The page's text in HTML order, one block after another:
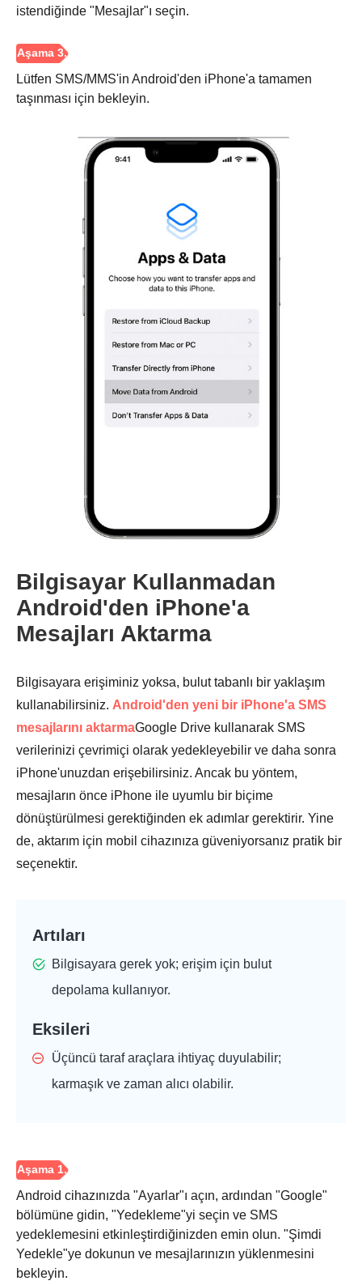
Adım 2.
istendiğinde "Mesajlar"ı seçin.
Aşama 3.
Lütfen SMS/MMS'in Android'den iPhone'a tamamen
taşınması için bekleyin.
Bilgisayar Kullanmadan
Android'den iPhone'a
Mesajları Aktarma
Bilgisayara erişiminiz yoksa, bulut tabanlı bir yaklaşım
kullanabilirsiniz. Android'den yeni bir iPhone'a SMS
mesajlarını aktarmaGoogle Drive kullanarak SMS
verilerinizi çevrimiçi olarak yedekleyebilir ve daha sonra
iPhone'unuzdan erişebilirsiniz. Ancak bu yöntem,
mesajların önce iPhone ile uyumlu bir biçime
dönüştürülmesi gerektiğinden ek adımlar gerektirir. Yine
de, aktarım için mobil cihazınıza güveniyorsanız pratik bir
seçenektir.
Artıları
Bilgisayara gerek yok; erişim için bulut
depolama kullanıyor.
Eksileri
Üçüncü taraf araçlara ihtiyaç duyulabilir;
karmaşık ve zaman alıcı olabilir.
Android cihazınızda "Ayarlar"ı açın, ardından "Google"
bölümüne gidin, "Yedekleme"yi seçin ve SMS
yedeklemesini etkinleştirdiğinizden emin olun. "Şimdi
Yedekle"ye dokunun ve mesajlarınızın yüklenmesini
bekleyin.